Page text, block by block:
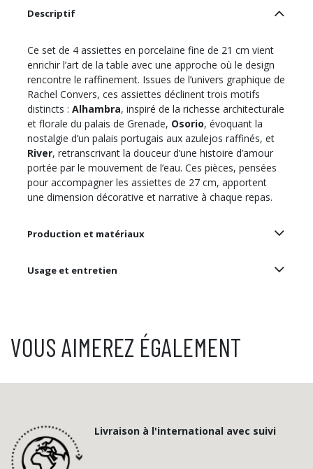
Descriptif
Ce set de 4 assiettes en porcelaine fine de 21 cm vient
enrichir l’art de la table avec une approche où le design
rencontre le raffinement. Issues de l’univers graphique de
Rachel Convers, ces assiettes déclinent trois motifs
distincts : Alhambra, inspiré de la richesse architecturale
et florale du palais de Grenade, Osorio, évoquant la
nostalgie d’un palais portugais aux azulejos raffinés, et
River, retranscrivant la douceur d’une histoire d’amour
portée par le mouvement de l’eau. Ces pièces, pensées
pour accompagner les assiettes de 27 cm, apportent
une dimension décorative et narrative à chaque repas.
Production et matériaux
Usage et entretien
VOUS AIMEREZ ÉGALEMENT
Livraison à l'international avec suivi